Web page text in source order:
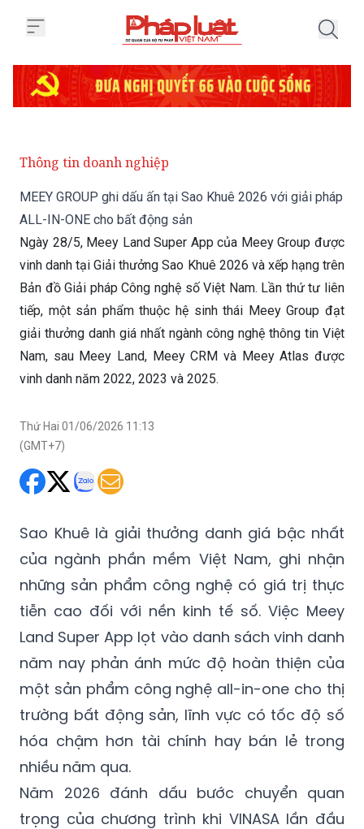
MEEY GROUP ghi dấu ấn tại Sao Khuê 2026 với giải pháp
Ngày 28/5, Meey Land Super App của Meey Group được
vinh danh tại Giải thưởng Sao Khuê 2026 và xếp hạng trên
Bản đồ Giải pháp Công nghệ số Việt Nam. Lần thứ tư liên
tiếp, một sản phẩm thuộc hệ sinh thái Meey Group đạt
giải thưởng danh giá nhất ngành công nghệ thông tin Việt
Nam, sau Meey Land, Meey CRM và Meey Atlas được
vinh danh năm 2022, 2023 và 2025.
Thứ Hai 01/06/2026 11:13
Sao Khuê là giải thưởng danh giá bậc nhất
những sản phẩm công nghệ có giá trị thực
tiễn cao đối với nền kinh tế số. Việc Meey
Land Super App lọt vào danh sách vinh danh
năm nay phản ánh mức độ hoàn thiện của
một sản phẩm công nghệ all-in-one cho thị
trường bất động sản, lĩnh vực có tốc độ số
hóa chậm hơn tài chính hay bán lẻ trong
nhiều năm qua.
Năm 2026 đánh dấu bước chuyển quan
trọng của chương trình khi VINASA lần đầu
tiên triển khai Bản đồ Giải pháp Công nghệ